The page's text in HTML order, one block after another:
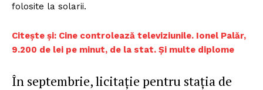
folosite la solarii.
Citește și: Cine controlează televiziunile. Ionel Palăr,
9.200 de lei pe minut, de la stat. Și multe diplome
În septembrie, licitație pentru stația de